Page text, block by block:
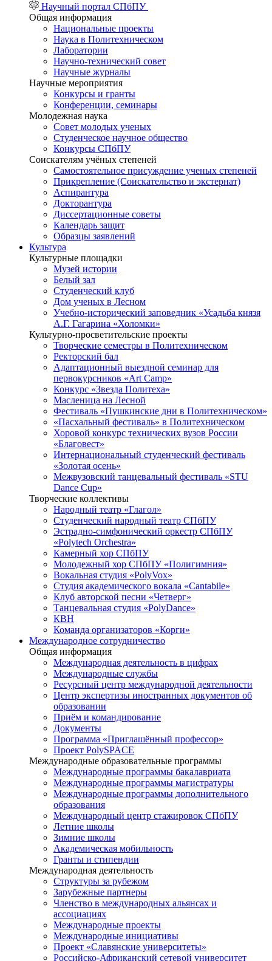
Научный портал СПбПУ
Общая информация
Национальные проекты
Наука в Политехническом
Лаборатории
Научно-технический совет
Научные журналы
Научные мероприятия
Конкурсы и гранты
Конференции, семинары
Молодежная наука
Совет молодых ученых
Студенческое научное общество
Конкурсы СПбПУ
Соискателям учёных степеней
Самостоятельное присуждение ученых степеней
Прикрепление (Соискательство и экстернат)
Аспирантура
Докторантура
Диссертационные советы
Календарь защит
Образцы заявлений
Культура
Культурные площадки
Музей истории
Белый зал
Студенческий клуб
Дом ученых в Лесном
Учебно-исторический заповедник «Усадьба князя
А.Г. Гагарина «Холомки»
Культурно-просветительские проекты
Творческие семестры в Политехническом
Ректорский бал
Адаптационный выездной семинар для
первокурсников «Art Camp»
Конкурс «Звезда Политеха»
Масленица на Лесной
Фестиваль «Пушкинские дни в Политехническом»
«Пасхальный фестиваль» в Политехническом
Хоровой конкурс технических вузов России
«Благовест»
Интернациональный студенческий фестиваль
«Золотая осень»
Межвузовский танцевальный фестиваль «STU
Dance Cup»
Творческие коллективы
Народный театр «Глагол»
Студенческий народный театр СПбПУ
Эстрадно-симфонический оркестр СПбПУ
«Polytech Orchestra»
Камерный хор СПбПУ
Молодежный хор СПбПУ «Полигимния»
Вокальная студия «PolyVox»
Студия академического вокала «Cantabile»
Клуб авторской песни «Четверг»
Танцевальная студия «PolyDance»
КВН
Команда организаторов «Корги»
Международное сотрудничество
Общая информация
Международная деятельность в цифрах
Международные службы
Ресурсный центр международной деятельности
Центр экспертизы иностранных документов об
образовании
Приём и командирование
Документы
Программа «Приглашённый профессор»
Проект PolySPACE
Международные образовательные программы
Международные программы бакалавриата
Международные программы магистратуры
Международные программы дополнительного
образования
Международный центр стажировок СПбПУ
Летние школы
Зимние школы
Академическая мобильность
Гранты и стипендии
Международная деятельность
Структуры за рубежом
Зарубежные партнеры
Членство в международных альянсах и
ассоциациях
Международные проекты
Международные инициативы
Проект «Славянские университеты»
Российско-Африканский сетевой университет